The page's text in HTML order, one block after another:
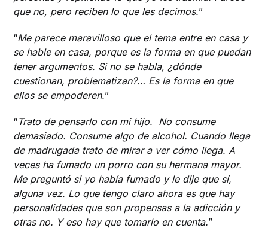
que no, pero reciben lo que les decimos.”
“Me parece maravilloso que el tema entre en casa y
se hable en casa, porque es la forma en que puedan
tener argumentos. Si no se habla, ¿dónde
cuestionan, problematizan?… Es la forma en que
ellos se empoderen.”
“Trato de pensarlo con mi hijo. No consume
demasiado. Consume algo de alcohol. Cuando llega
de madrugada trato de mirar a ver cómo llega. A
veces ha fumado un porro con su hermana mayor.
Me preguntó si yo había fumado y le dije que sí,
alguna vez. Lo que tengo claro ahora es que hay
personalidades que son propensas a la adicción y
otras no. Y eso hay que tomarlo en cuenta.”